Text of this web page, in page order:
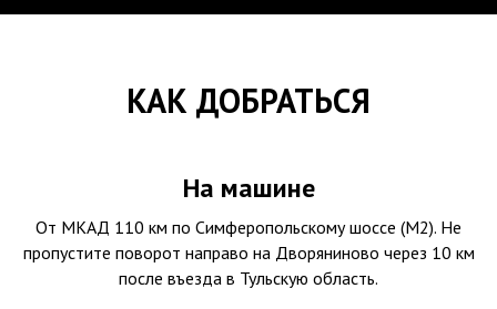
КАК ДОБРАТЬСЯ
На машине
От МКАД 110 км по Симферопольскому шоссе (М2). Не
пропустите поворот направо на Дворяниново через 10 км
после въезда в Тульскую область.